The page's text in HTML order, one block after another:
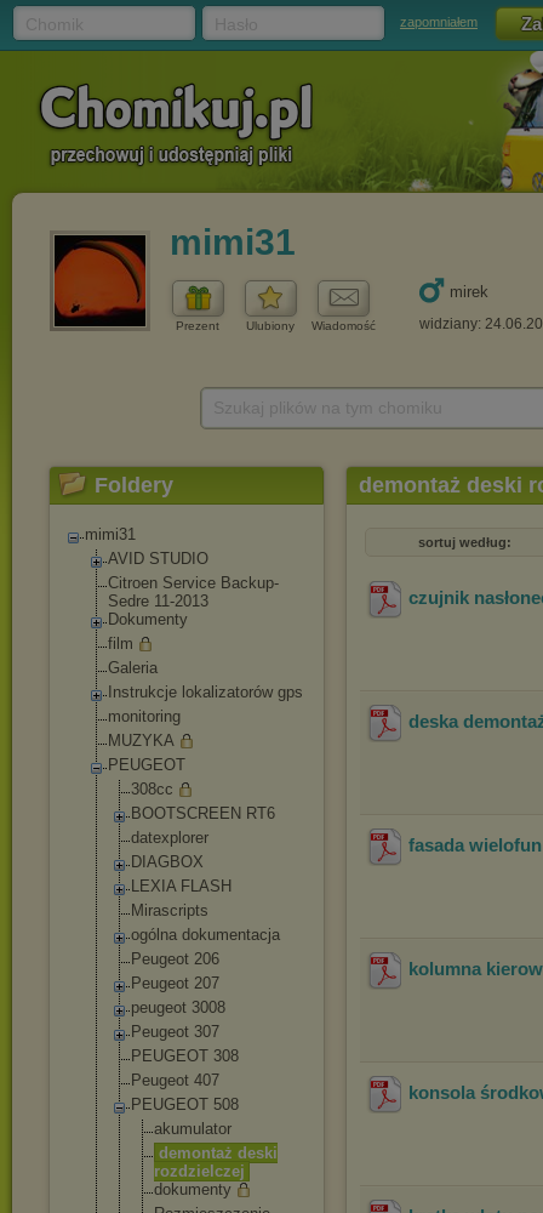
zapomniałem
mimi31
Prezent Ulubiony Wiadomość
mirek
widziany:
Foldery
mimi31
AVID STUDIO
Citroen Service Backup-
Sedre 11-2013
Dokumenty
film
Galeria
Instrukcje lokalizatorów gps
monitoring
MUZYKA
PEUGEOT
308cc
BOOTSCREEN RT6
datexplorer
DIAGBOX
LEXIA FLASH
Mirascripts
ogólna dokumentacja
Peugeot 206
Peugeot 207
peugeot 3008
Peugeot 307
PEUGEOT 308
Peugeot 407
PEUGEOT 508
akumulator
demontaż deski
rozdzielczej
dokumenty
demontaż deski
sortuj według:
czujnik
deska
fasada
kolumna
konsola